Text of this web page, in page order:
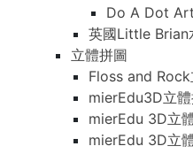
Do A Dot
英國Little Brian
立體拼圖
Floss and Rock
mierEdu3D立
mierEdu 3D立
mierEdu 3D立